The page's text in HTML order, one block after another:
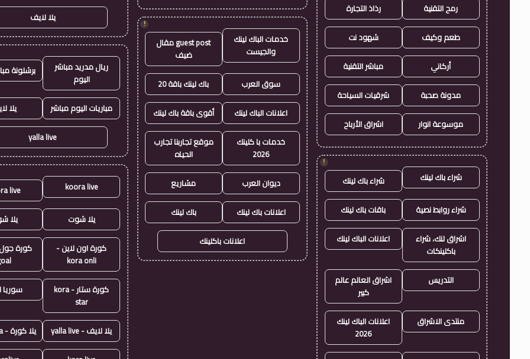
رمح التقنية رذاذ التجارة
طعم وكيف شهود نت
أركاني مباشر التقنية
مدونة صحبة شرقيات السياحة
موسوعة انوار اشراق الأرباح
!
شراء باك لينك شراء باك لينك
شراء روابط نصية باقات باك لينك
اشراق لنك، شراء
باكلينكات
اعلانات الباك لينك
التدريس
اشراق العالم عالم
كبير
منتدى الاشراق
اعلانات الباك لينك
2026
!
خدمات الباك لينك
والجيست
guest post مقال
ضيف
سوق العرب باك لينك باقة 20
اعلانات الباك لينك أقوى باقة باك لينك
خدمات با كلينك
2026
موقع تجاربنا تجارب
الحياه
ديوان العرب مشاريع
اعلانات باك لينك باك لينك
اعلانات باكلينك
يلا لايف
ريال مدريد مباشر
اليوم
برشلونة
مباريات اليوم مباشر يلا
yalla live
koora live
live
يلا شوت يلا
كورة اون لاين -
kora onli
كورة ستار - kora
star
سوريا
يلا لايف - yalla live يلا كورة - yallakora